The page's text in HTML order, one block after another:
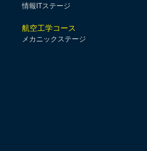
情報ITステージ
航空工学コース
メカニックステージ